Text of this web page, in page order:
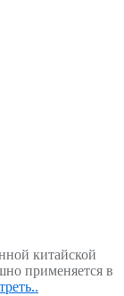
китайской
применяется в